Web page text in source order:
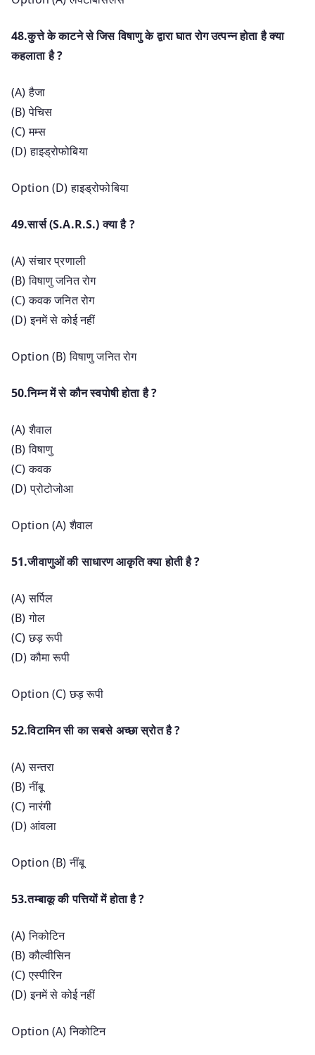
48.कुत्ते के काटने से जिस विषाणु के द्वारा घात रोग उत्पन्न होता है क्या
कहलाता है ?
(A) हैजा
(B) पेचिस
(C) मम्स
(D) हाइड्रोफोबिया
Option (D) हाइड्रोफोबिया
49.सार्स (S.A.R.S.) क्या है ?
(A) संचार प्रणाली
(B) विषाणु जनित रोग
(C) कवक जनित रोग
(D) इनमें से कोई नहीं
Option (B) विषाणु जनित रोग
50.निम्न में से कौन स्वपोषी होता है ?
(A) शैवाल
(B) विषाणु
(C) कवक
(D) प्रोटोजोआ
Option (A) शैवाल
51.जीवाणुओं की साधारण आकृति क्या होती है ?
(A) सर्पिल
(B) गोल
(C) छड़ रूपी
(D) कौमा रूपी
Option (C) छड़ रूपी
52.विटामिन सी का सबसे अच्छा स्रोत है ?
(A) सन्तरा
(B) नींबू
(C) नारंगी
(D) आंवला
Option (B) नींबू
53.तम्बाकू की पत्तियों में होता है ?
(A) निकोटिन
(B) कौल्वीसिन
(C) एस्पीरिन
(D) इनमें से कोई नहीं
Option (A) निकोटिन